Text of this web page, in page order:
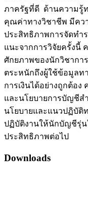
ภาครัฐที่ดี ด้านความรู้
คุณค่าทางวิชาชีพ มีคว
ประสิทธิภาพการจัดทำ
แนะจากการวิจัยครั้งนี้
ศักยภาพของนักวิชากา
ตระหนักถึงผู้ใช้ข้อมูลท
การเงินได้อย่างถูกต้อง
และนโยบายการบัญชีส
นโยบายและแนวปฏิบัติ
ปฏิบัติงานให้นักบัญชีรุ่น
ประสิทธิภาพต่อไป
Downloads